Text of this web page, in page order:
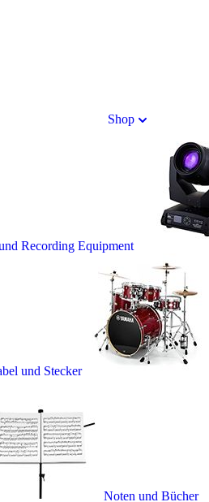
Shop
Recording Equipment
und Stecker
Noten und Bücher